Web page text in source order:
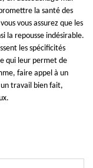
la santé des
vous assurez que les
la repousse indésirable.
les spécificités
qui leur permet de
faire appel à un
travail bien fait,